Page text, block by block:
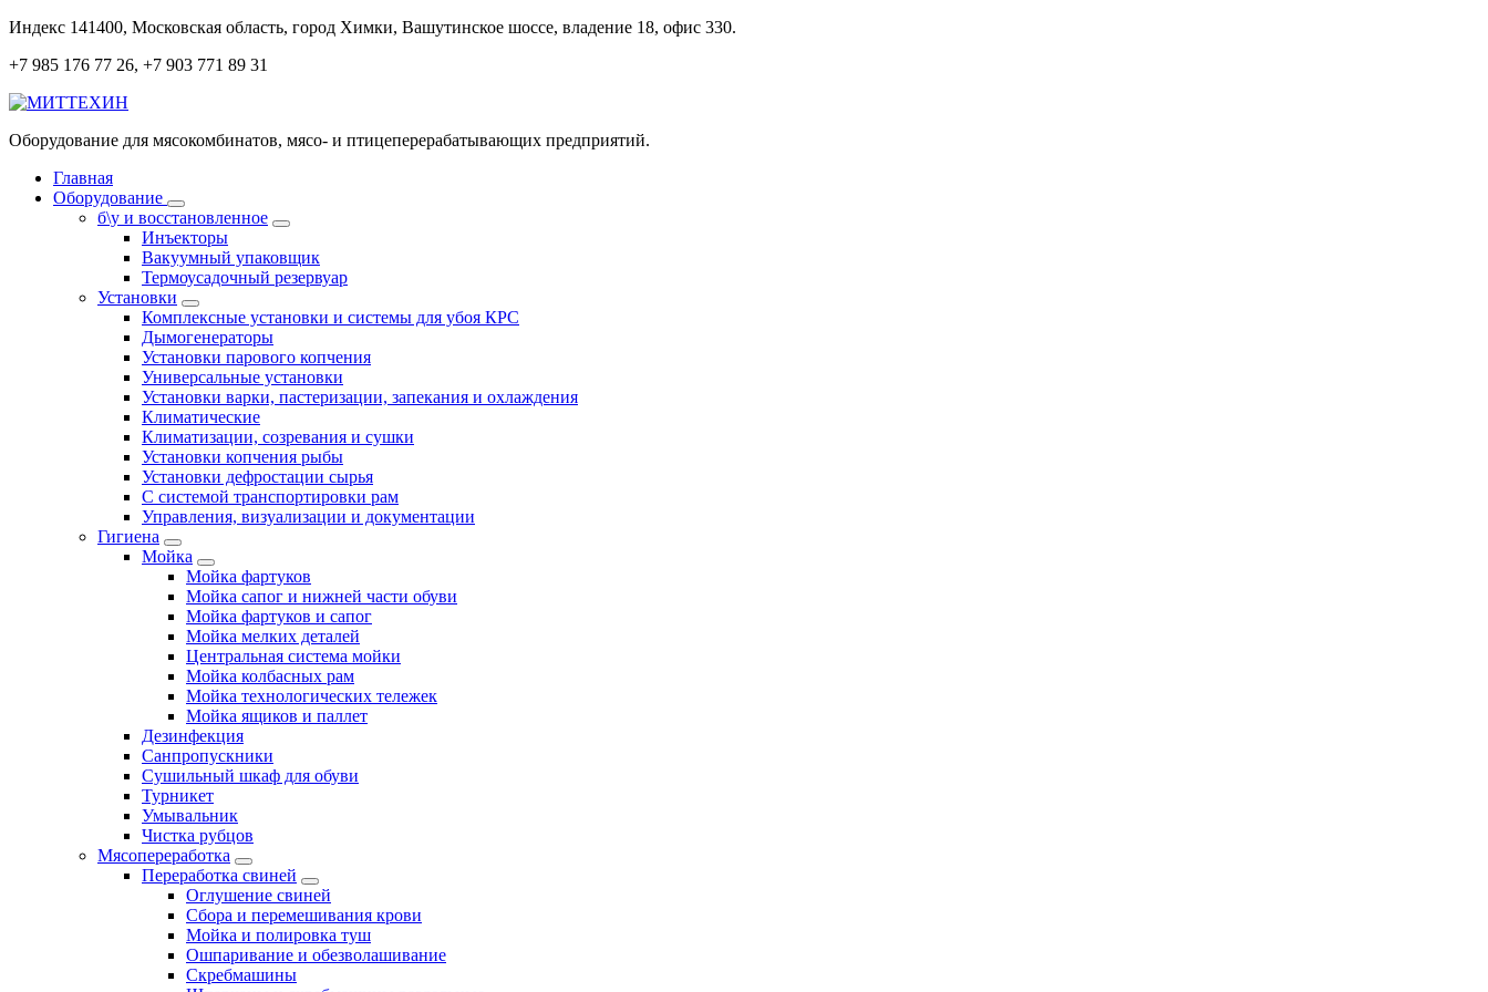
Перейти
содержанию
Индекс 141400, Московская область, город Химки, Вашутинское шоссе, владение 18, офис 330.
+7 985 176 77 26, +7 903 771 89 31
Оборудование для мясокомбинатов, мясо- и птицеперерабатывающих предприятий.
Главная
Оборудование
б\у и восстановленное
Инъекторы
Вакуумный упаковщик
Термоусадочный резервуар
Установки
Комплексные установки и системы для убоя КРС
Дымогенераторы
Установки парового копчения
Универсальные установки
Установки варки, пастеризации, запекания и охлаждения
Климатические
Климатизации, созревания и сушки
Установки копчения рыбы
Установки дефростации сырья
С системой транспортировки рам
Управления, визуализации и документации
Гигиена
Мойка
Мойка фартуков
Мойка сапог и нижней части обуви
Мойка фартуков и сапог
Мойка мелких деталей
Центральная система мойки
Мойка колбасных рам
Мойка технологических тележек
Мойка ящиков и паллет
Дезинфекция
Санпропускники
Сушильный шкаф для обуви
Турникет
Умывальник
Чистка рубцов
Мясопереработка
Переработка свиней
Оглушение свиней
Сбора и перемешивания крови
Мойка и полировка туш
Ошпаривание и обезволашивание
Скребмашины